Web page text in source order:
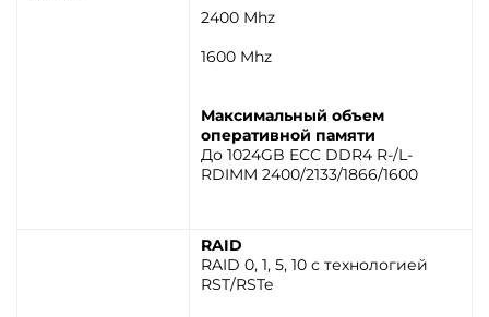
2400 Mhz
1600 Mhz
Максимальный объем
оперативной памяти
До 1024GB ECC DDR4 R-/L-
RDIMM 2400/2133/1866/1600
RAID
RAID 0, 1, 5, 10 с технологией
RST/RSTe